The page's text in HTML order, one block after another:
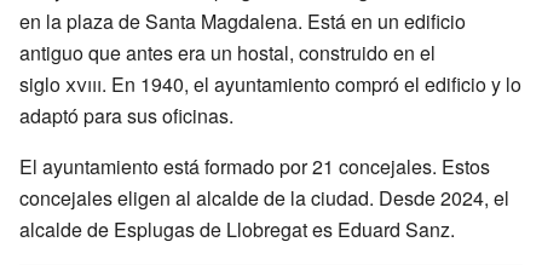
en la plaza de Santa Magdalena. Está en un edificio
antiguo que antes era un hostal, construido en el
sigloxviii. En 1940, el ayuntamiento compró el edificio y lo
adaptó para sus oficinas.
El ayuntamiento está formado por 21 concejales. Estos
concejales eligen al alcalde de la ciudad. Desde 2024, el
alcalde de Esplugas de Llobregat es Eduard Sanz.